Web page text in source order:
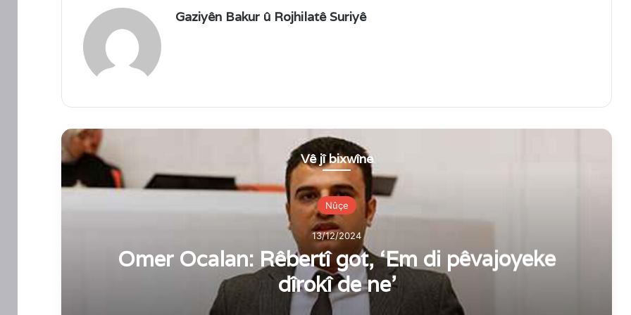
Gaziyên Bakur û Rojhilatê Suriyê
Vê jî bixwîne
Nûçe
13/12/2024
Omer Ocalan: Rêbertî got, ‘Em di pêvajoyeke
dîrokî de ne’